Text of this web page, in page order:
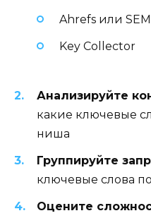
Ahrefs или
Key Collector
Анализируйте
какие ключевые
ниша
Группируйте
ключевые слова
Оцените